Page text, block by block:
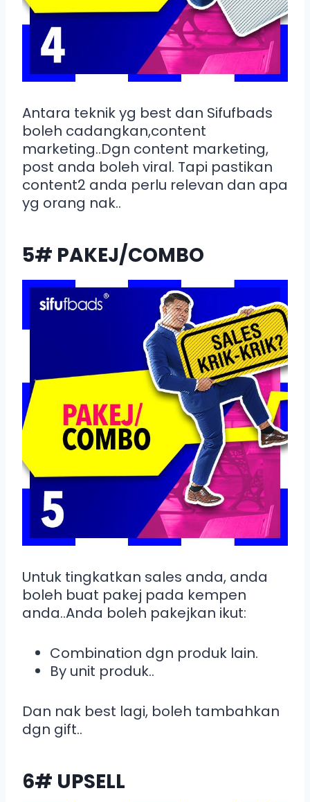
Antara teknik yg best dan Sifufbads
boleh cadangkan,content
marketing..Dgn content marketing,
post anda boleh viral. Tapi pastikan
content2 anda perlu relevan dan apa
yg orang nak..
5# PAKEJ/COMBO
Untuk tingkatkan sales anda, anda
boleh buat pakej pada kempen
anda..Anda boleh pakejkan ikut:
Combination dgn produk lain.
By unit produk..
Dan nak best lagi, boleh tambahkan
dgn gift..
6# UPSELL